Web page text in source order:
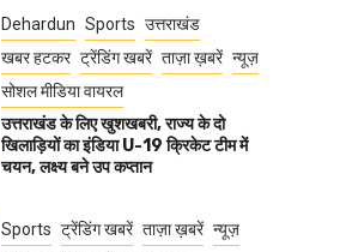
Dehardun Sports उत्तराखंड
खबर हटकर ट्रेंडिंग खबरें ताज़ा ख़बरें न्यूज़
सोशल मीडिया वायरल
उत्तराखंड के लिए खुशखबरी, राज्य के दो
खिलाड़ियों का इंडिया U-19 क्रिकेट टीम में
चयन, लक्ष्य बने उप कप्तान
Sports ट्रेंडिंग खबरें ताज़ा ख़बरें न्यूज़